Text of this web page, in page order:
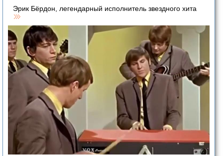
Эрик Бёрдон, легендарный исполнитель звездного хита